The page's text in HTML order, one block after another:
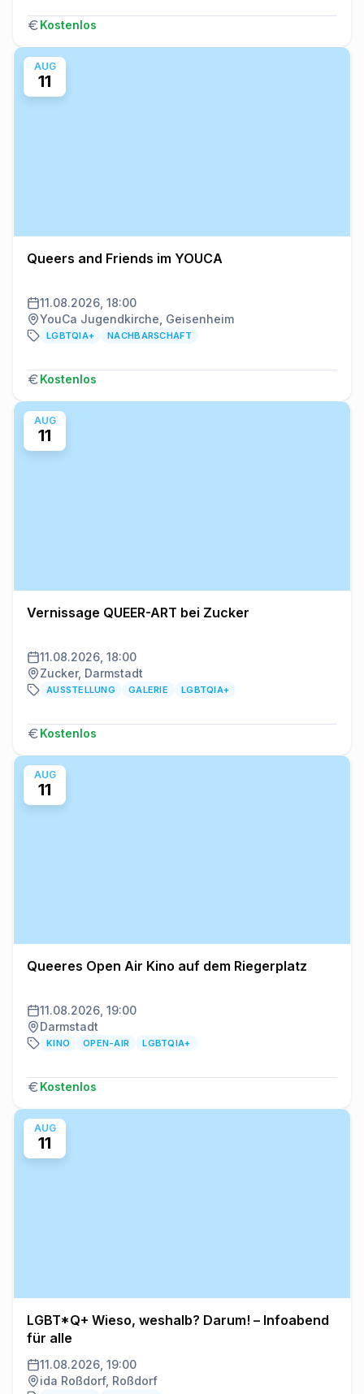
Kostenlos
AUG
11
Queers and Friends im YOUCA
11.08.2026, 18:00
YouCa Jugendkirche, Geisenheim
LGBTQIA+ NACHBARSCHAFT
Kostenlos
AUG
11
Vernissage QUEER-ART bei Zucker
11.08.2026, 18:00
Zucker, Darmstadt
AUSSTELLUNG GALERIE LGBTQIA+
Kostenlos
AUG
11
Queeres Open Air Kino auf dem Riegerplatz
11.08.2026, 19:00
Darmstadt
KINO OPEN-AIR LGBTQIA+
Kostenlos
AUG
11
LGBT*Q+ Wieso, weshalb? Darum! – Infoabend
für alle
11.08.2026, 19:00
ida Roßdorf, Roßdorf